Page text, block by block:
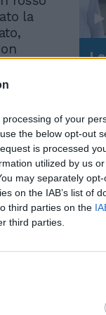
of your
the below opt-out
is processed
utilized by us
may separately
on the IAB’s list of
third parties on the
third parties.
la
ma
a
del